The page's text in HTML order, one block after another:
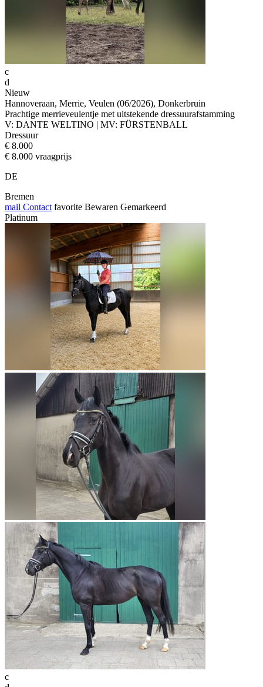
c
d
Nieuw
Hannoveraan, Merrie, Veulen (06/2026), Donkerbruin
Prachtige merrieveulentje met uitstekende dressuurafstamming
V: DANTE WELTINO | MV: FÜRSTENBALL
Dressuur
€ 8.000
€ 8.000 vraagprijs
DE
Bremen
mail Contact favorite Bewaren Gemarkeerd
Platinum
c